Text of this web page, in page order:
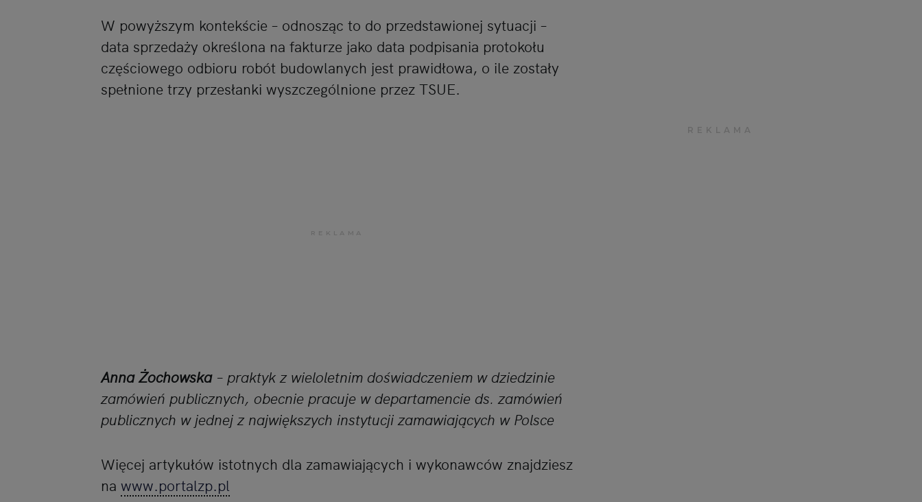
W powyższym kontekście – odnosząc to do przedstawionej sytuacji –
data sprzedaży określona na fakturze jako data podpisania protokołu
częściowego odbioru robót budowlanych jest prawidłowa, o ile zostały
spełnione trzy przesłanki wyszczególnione przez TSUE.
Anna Żochowska – praktyk z wieloletnim doświadczeniem w dziedzinie
zamówień publicznych, obecnie pracuje w departamencie ds. zamówień
publicznych w jednej z największych instytucji zamawiających w Polsce
Więcej artykułów istotnych dla zamawiających i wykonawców znajdziesz
nawww.portalzp.pl